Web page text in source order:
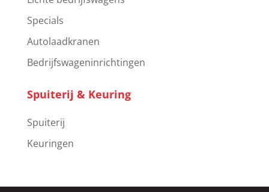
Specials
Autolaadkranen
Bedrijfswageninrichtingen
Spuiterij & Keuring
Spuiterij
Keuringen